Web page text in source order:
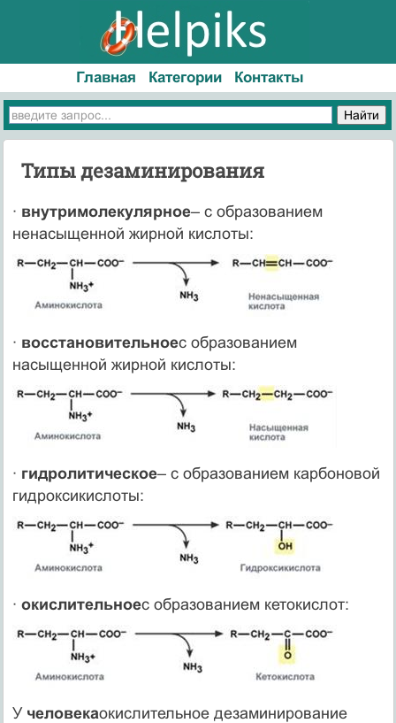
Главная Категории Контакты
Типы дезаминирования
· внутримолекулярное– с образованием
ненасыщенной жирной кислоты:
· восстановительноес образованием
насыщенной жирной кислоты:
· гидролитическое– с образованием карбоновой
гидроксикислоты:
· окислительноес образованием кетокислот:
У человекаокислительное дезаминирование